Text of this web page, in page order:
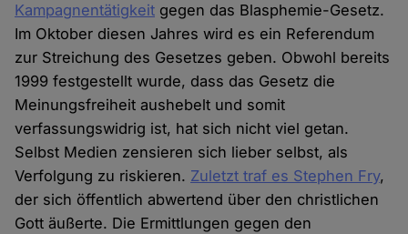
Kampagnentätigkeit gegen das Blasphemie-Gesetz.
Im Oktober diesen Jahres wird es ein Referendum
zur Streichung des Gesetzes geben. Obwohl bereits
1999 festgestellt wurde, dass das Gesetz die
Meinungsfreiheit aushebelt und somit
verfassungswidrig ist, hat sich nicht viel getan.
Selbst Medien zensieren sich lieber selbst, als
Verfolgung zu riskieren. Zuletzt traf es Stephen Fry,
der sich öffentlich abwertend über den christlichen
Gott äußerte. Die Ermittlungen gegen den